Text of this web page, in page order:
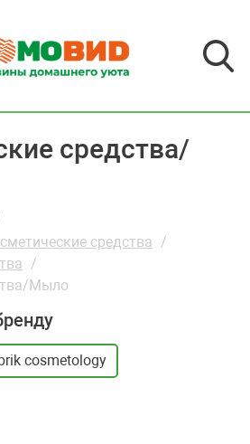
средства/
средства
Мыло
cosmetology